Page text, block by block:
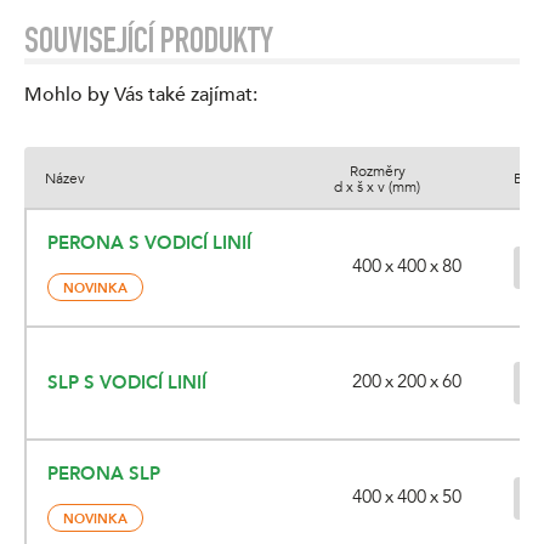
SOUVISEJÍCÍ PRODUKTY
Mohlo by Vás také zajímat:
Název
Rozměry
d x š x v (mm)
PERONA S VODICÍ LINIÍ
NOVINKA
400 x 400 x 80
SLP S VODICÍ LINIÍ 200 x 200 x 60
PERONA SLP
NOVINKA
400 x 400 x 50